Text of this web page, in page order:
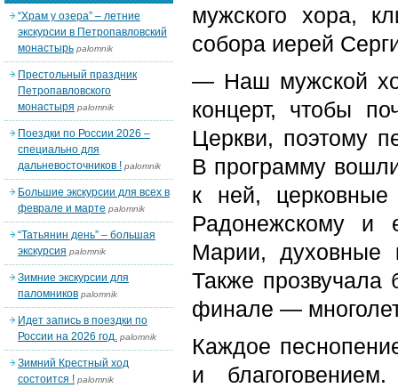
мужского хора,
собора иерей
— Наш мужской
концерт, чтобы
Церкви, поэтому
В программу
к ней, церковные
Радонежскому и
Марии, духовные
Также
финале —
Каждое
и
“Храм у озера” – летние
экскурсии в Петропавловский
монастырь palomnik
Престольный праздник
Петропавловского
монастыря palomnik
Поездки по России 2026 –
специально для
дальневосточников ! palomnik
Большие экскурсии для всех в
феврале и марте palomnik
“Татьянин день” – большая
экскурсия palomnik
Зимние экскурсии для
паломников palomnik
Идет запись в поездки по
России на 2026 год. palomnik
Зимний Крестный ход
состоится ! palomnik